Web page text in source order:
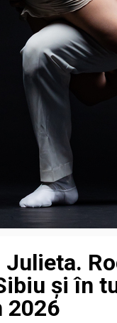
Julieta.
și în
2026